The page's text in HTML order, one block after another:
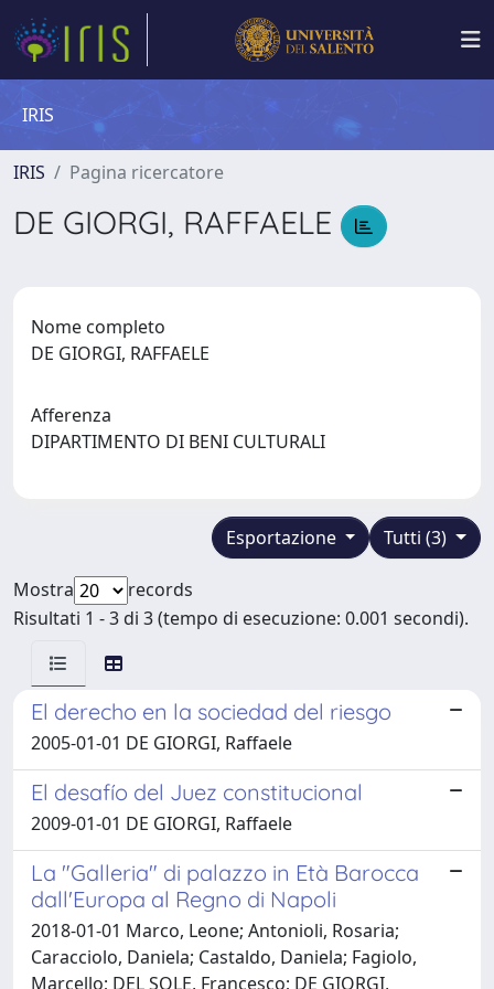
IRIS
IRIS Pagina ricercatore
DE GIORGI, RAFFAELE
Nome completo
DE GIORGI, RAFFAELE
Afferenza
DIPARTIMENTO DI BENI CULTURALI
Tutti (3)
Esportazione
Mostra
records
Risultati 1 - 3 di 3 (tempo di esecuzione: 0.001 secondi).
El derecho en la sociedad del riesgo
2005-01-01 DE GIORGI, Raffaele
El desafío del Juez constitucional
2009-01-01 DE GIORGI, Raffaele
La "Galleria" di palazzo in Età Barocca
dall'Europa al Regno di Napoli
2018-01-01 Marco, Leone; Antonioli, Rosaria;
Caracciolo, Daniela; Castaldo, Daniela; Fagiolo,
Marcello; DEL SOLE, Francesco; DE GIORGI,